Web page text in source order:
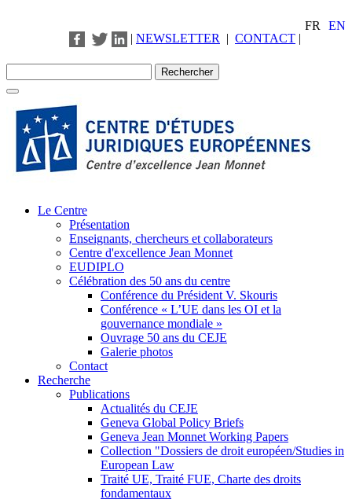
FR
EN
| NEWSLETTER | CONTACT |
Le Centre
Présentation
Enseignants, chercheurs et collaborateurs
Centre d'excellence Jean Monnet
EUDIPLO
Célébration des 50 ans du centre
Conférence du Président V. Skouris
Conférence « L’UE dans les OI et la
gouvernance mondiale »
Ouvrage 50 ans du CEJE
Galerie photos
Contact
Recherche
Publications
Actualités du CEJE
Geneva Global Policy Briefs
Geneva Jean Monnet Working Papers
Collection "Dossiers de droit européen/Studies in
European Law
Traité UE, Traité FUE, Charte des droits
fondamentaux